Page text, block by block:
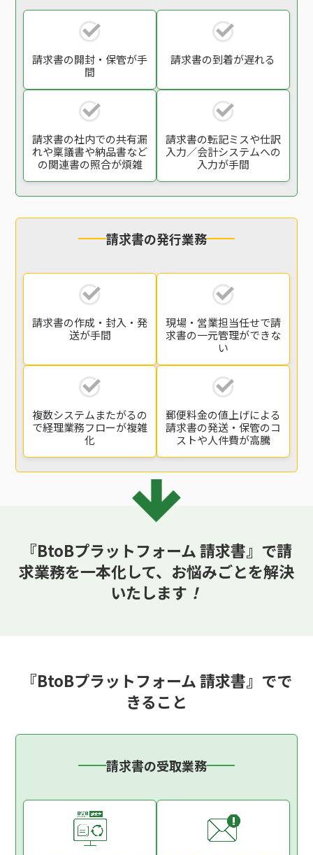
請求書の開封・保管が手
間
請求書の到着が遅れる
請求書の社内での共有漏
れや稟議書や納品書など
の関連書の照合が煩雑
請求書の転記ミスや仕訳
入力／会計システムへの
入力が手間
請求書の発行業務
請求書の作成・封入・発
送が手間
現場・営業担当任せで請
求書の一元管理ができな
い
複数システムまたがるの
で経理業務フローが複雑
化
郵便料金の値上げによる
請求書の発送・保管のコ
ストや人件費が高騰
『BtoBプラットフォーム 請求書』で請
求業務を一本化して、 お悩みごとを解決
いたします ！
『BtoBプラットフォーム 請求書』でで
きること
請求書の受取業務